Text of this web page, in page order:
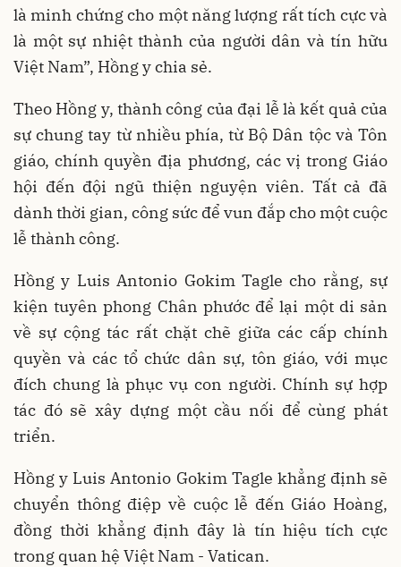
là minh chứng cho một năng lượng rất tích cực và
là một sự nhiệt thành của người dân và tín hữu
Việt Nam”, Hồng y chia sẻ.
Theo Hồng y, thành công của đại lễ là kết quả của
sự chung tay từ nhiều phía, từ Bộ Dân tộc và Tôn
giáo, chính quyền địa phương, các vị trong Giáo
hội đến đội ngũ thiện nguyện viên. Tất cả đã
dành thời gian, công sức để vun đắp cho một cuộc
lễ thành công.
Hồng y Luis Antonio Gokim Tagle cho rằng, sự
kiện tuyên phong Chân phước để lại một di sản
về sự cộng tác rất chặt chẽ giữa các cấp chính
quyền và các tổ chức dân sự, tôn giáo, với mục
đích chung là phục vụ con người. Chính sự hợp
tác đó sẽ xây dựng một cầu nối để cùng phát
triển.
Hồng y Luis Antonio Gokim Tagle khẳng định sẽ
chuyển thông điệp về cuộc lễ đến Giáo Hoàng,
đồng thời khẳng định đây là tín hiệu tích cực
trong quan hệ Việt Nam - Vatican.